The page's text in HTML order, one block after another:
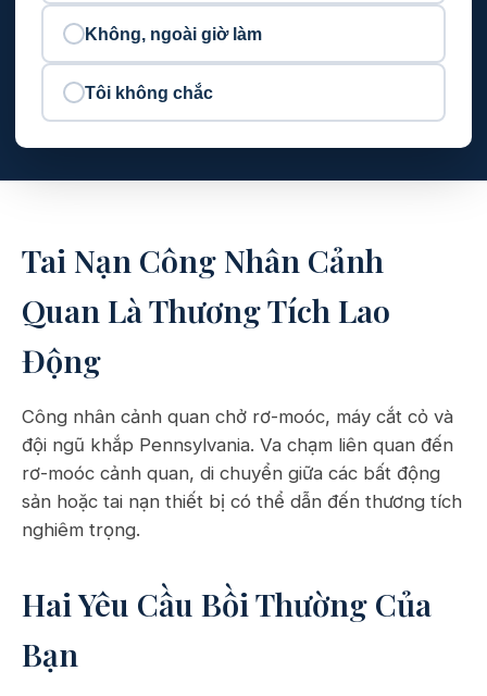
Không, ngoài giờ làm
Tôi không chắc
Tai Nạn Công Nhân Cảnh
Quan Là Thương Tích Lao
Động
Công nhân cảnh quan chở rơ-moóc, máy cắt cỏ và
đội ngũ khắp Pennsylvania. Va chạm liên quan đến
rơ-moóc cảnh quan, di chuyển giữa các bất động
sản hoặc tai nạn thiết bị có thể dẫn đến thương tích
nghiêm trọng.
Hai Yêu Cầu Bồi Thường Của
Bạn